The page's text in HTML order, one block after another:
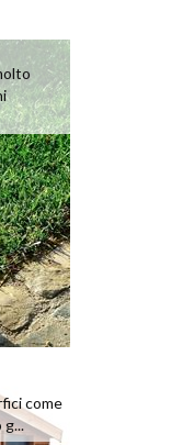
come